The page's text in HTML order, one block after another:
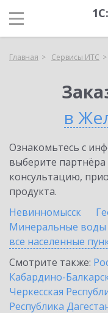
Главная Сервисы ИТС
в
Ознакомьтесь с
выберите партнёра
консультацию,
продукта.
Невинномысск
Минеральные воды
все населенные
Смотрите также:
Кабардино-
Черкесская
Республика